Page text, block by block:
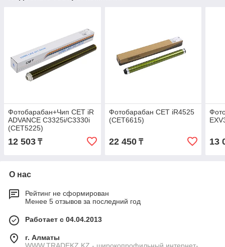
Фотобарабан+Чип CET iR
ADVANCE C3325i/C3330i
(CET5225)
12 503 ₸
Фотобарабан CET iR4525
(CET6615)
22 450₸ 13
О нас
Рейтинг не сформирован
Менее 5 отзывов за последний год
Работает с 04.04.2013
г. Алматы